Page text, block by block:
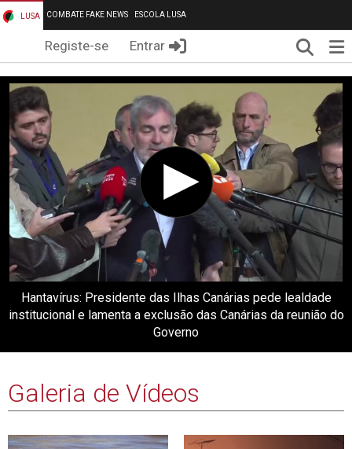
LUSA COMBATE FAKE NEWS ESCOLA LUSA
Registe-se Entrar
Hantavírus: Presidente das Ilhas Canárias pede lealdade
institucional e lamenta a exclusão das Canárias da reunião do
Governo
Galeria de Vídeos